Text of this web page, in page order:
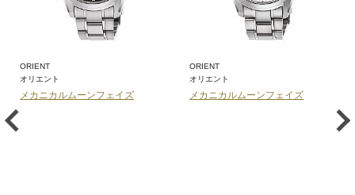
ORIENT
オリエント
メカニカルムーンフェイズ
ORIENT
オリエント
メカニカルムーンフェイズ